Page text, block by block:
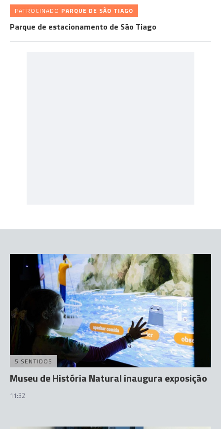
PATROCINADO PARQUE DE SÃO TIAGO
Parque de estacionamento de São Tiago
5 SENTIDOS
Museu de História Natural inaugura exposição
11:32